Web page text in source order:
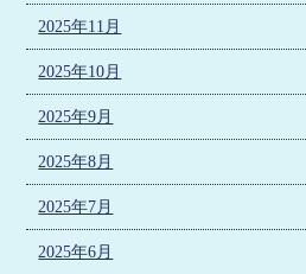
2025年11月
2025年10月
2025年9月
2025年8月
2025年7月
2025年6月